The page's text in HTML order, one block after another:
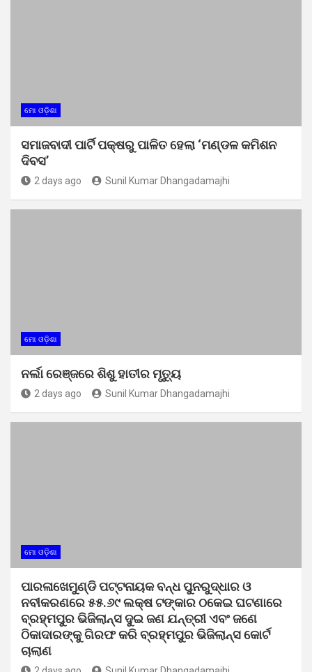
ମୋ ଓଡ଼ିଶା
ସମାଜବାଦୀ ପାର୍ଟି ପକ୍ଷରୁ ପାଳିତ ହେଲା ‘ମଣ୍ଡଳ କମିଶନ
ଦିବସ’
2 days ago Sunil Kumar Dhangadamajhi
ମୋ ଓଡ଼ିଶା
ନର୍ଲା ରେଞ୍ଜରେ ଶିଶୁ ହାତୀର ମୃତ୍ୟୁ
2 days ago Sunil Kumar Dhangadamajhi
ମୋ ଓଡ଼ିଶା
ପାରଳାଖେମୁଣ୍ଡି ପଟ୍ଟନାୟକ ବନ୍ଧ ପୁନରୁଦ୍ଧାର ଓ
ନବୀକରଣରେ ୫୫.୬୯ ଲକ୍ଷ ଟଙ୍କାର ଠକେଇ ଘଟଣାରେ
ବ୍ରହ୍ମପୁର ଭିଜିଲାନ୍ସ ଦୁଇ ଜଣ ଯନ୍ତ୍ରୀ ଏବଂ ଜଣେ
ଠିକାଦାରଙ୍କୁ ଗିରଫ କରି ବ୍ରହ୍ମପୁର ଭିଜିଲାନ୍ସ କୋର୍ଟ
ଚାଲାଣ